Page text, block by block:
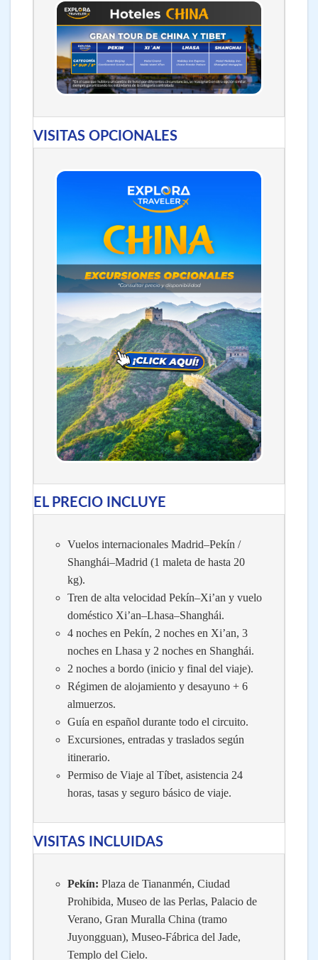
VISITAS OPCIONALES
EL PRECIO INCLUYE
Vuelos internacionales Madrid–Pekín /
Shanghái–Madrid (1 maleta de hasta 20
kg).
Tren de alta velocidad Pekín–Xi’an y vuelo
doméstico Xi’an–Lhasa–Shanghái.
4 noches en Pekín, 2 noches en Xi’an, 3
noches en Lhasa y 2 noches en Shanghái.
2 noches a bordo (inicio y final del viaje).
Régimen de alojamiento y desayuno + 6
almuerzos.
Guía en español durante todo el circuito.
Excursiones, entradas y traslados según
itinerario.
Permiso de Viaje al Tíbet, asistencia 24
horas, tasas y seguro básico de viaje.
VISITAS INCLUIDAS
Pekín: Plaza de Tiananmén, Ciudad
Prohibida, Museo de las Perlas, Palacio de
Verano, Gran Muralla China (tramo
Juyongguan), Museo-Fábrica del Jade,
Templo del Cielo.